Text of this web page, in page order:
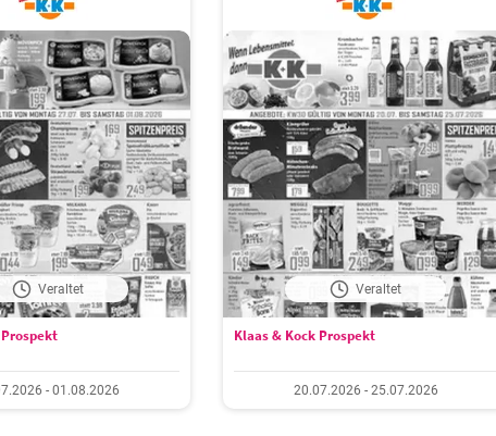
Veraltet
- 01.08.2026
Veraltet
Klaas & Kock Prospekt
20.07.2026 - 25.07.2026